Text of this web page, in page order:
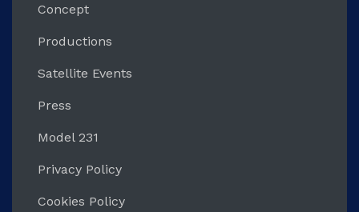
Concept
Productions
Satellite Events
Press
Model 231
Privacy Policy
Cookies Policy